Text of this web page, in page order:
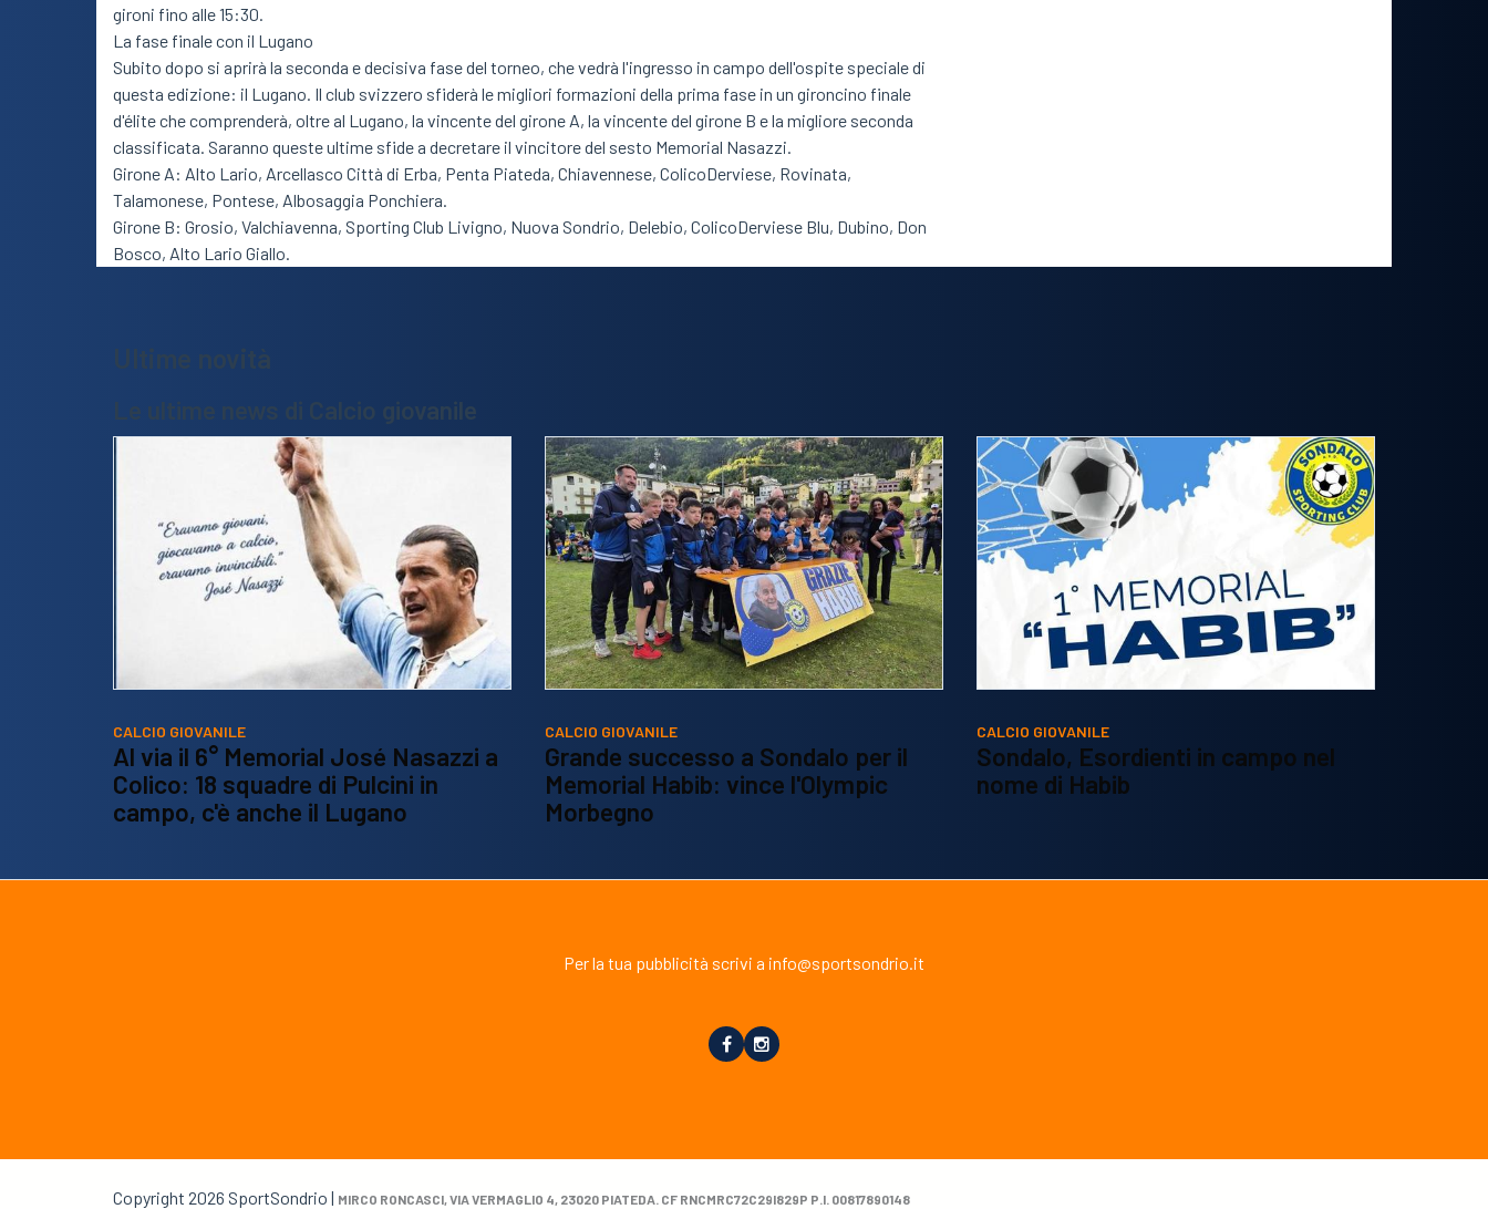
gironi fino alle 15:30.
La fase finale con il Lugano
Subito dopo si aprirà la seconda e decisiva fase del torneo, che vedrà l'ingresso in campo dell'ospite speciale di
questa edizione: il Lugano. Il club svizzero sfiderà le migliori formazioni della prima fase in un gironcino finale
d'élite che comprenderà, oltre al Lugano, la vincente del girone A, la vincente del girone B e la migliore seconda
classificata. Saranno queste ultime sfide a decretare il vincitore del sesto Memorial Nasazzi.
Girone A: Alto Lario, Arcellasco Città di Erba, Penta Piateda, Chiavennese, ColicoDerviese, Rovinata,
Talamonese, Pontese, Albosaggia Ponchiera.
Girone B: Grosio, Valchiavenna, Sporting Club Livigno, Nuova Sondrio, Delebio, ColicoDerviese Blu, Dubino, Don
Bosco, Alto Lario Giallo.
Ultime novità
Le ultime news di Calcio giovanile
CALCIO GIOVANILE
Al via il 6° Memorial José Nasazzi a
Colico: 18 squadre di Pulcini in
campo, c'è anche il Lugano
CALCIO GIOVANILE
Grande successo a Sondalo per il
Memorial Habib: vince l'Olympic
Morbegno
CALCIO GIOVANILE
Sondalo, Esordienti in campo nel
nome di Habib
Per la tua pubblicità scrivi a info@sportsondrio.it
Copyright 2026 SportSondrio | MIRCO RONCASCI, VIA VERMAGLIO 4, 23020 PIATEDA. CF RNCMRC72C29I829P P.I. 00817890148